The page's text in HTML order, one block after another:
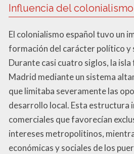
Influencia del
El colonialismo español tuvo un
formación del carácter político y
Durante casi cuatro siglos, la
Madrid mediante un sistema
que limitaba severamente las
desarrollo local. Esta estructura
comerciales que favorecían
intereses metropolitinos,
económicas y sociales de los